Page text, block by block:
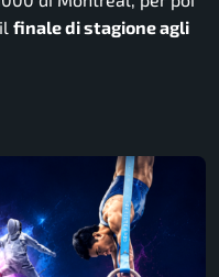
finale di stagione agli